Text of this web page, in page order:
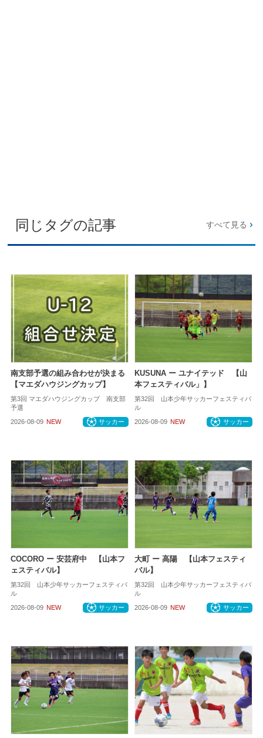
同じタグの記事 すべて見る
南支部予選の組み合わせが決まる
【マエダハウジングカップ】
第3回 マエダハウジングカップ 南支部
予選
2026-08-09 NEW サッカー
KUSUNA ー ユナイテッド 【山
本フェスティバル」】
第32回 山本少年サッカーフェスティバ
ル
2026-08-09 NEW サッカー
COCORO ー 安芸府中 【山本フ
ェスティバル】
第32回 山本少年サッカーフェスティバ
ル
2026-08-09 NEW サッカー
大町 ー 高陽 【山本フェスティ
バル】
第32回 山本少年サッカーフェスティバ
ル
2026-08-09 NEW サッカー